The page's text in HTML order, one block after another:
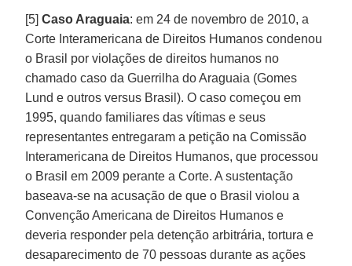
[5]Caso Araguaia: em 24 de novembro de 2010, a
Corte Interamericana de Direitos Humanos condenou
o Brasil por violações de direitos humanos no
chamado caso da Guerrilha do Araguaia (Gomes
Lund e outros versus Brasil). O caso começou em
1995, quando familiares das vítimas e seus
representantes entregaram a petição na Comissão
Interamericana de Direitos Humanos, que processou
o Brasil em 2009 perante a Corte. A sustentação
baseava-se na acusação de que o Brasil violou a
Convenção Americana de Direitos Humanos e
deveria responder pela detenção arbitrária, tortura e
desaparecimento de 70 pessoas durante as ações